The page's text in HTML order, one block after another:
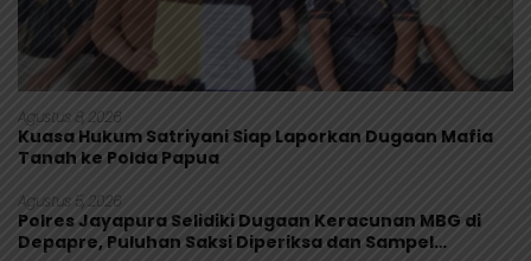
Agustus 8, 2026
Kuasa Hukum Satriyani Siap Laporkan Dugaan Mafia
Tanah ke Polda Papua
Agustus 5, 2026
Polres Jayapura Selidiki Dugaan Keracunan MBG di
Depapre, Puluhan Saksi Diperiksa dan Sampel